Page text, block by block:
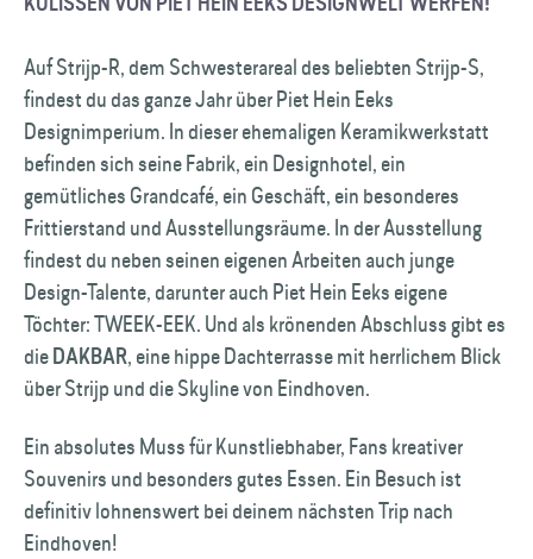
Auf Strijp-R, dem Schwesterareal des beliebten Strijp-S,
findest du das ganze Jahr über Piet Hein Eeks
Designimperium. In dieser ehemaligen Keramikwerkstatt
befinden sich seine Fabrik, ein Designhotel, ein
gemütliches Grandcafé, ein Geschäft, ein besonderes
Frittierstand und Ausstellungsräume. In der Ausstellung
findest du neben seinen eigenen Arbeiten auch junge
Design-Talente, darunter auch Piet Hein Eeks eigene
Töchter: TWEEK-EEK. Und als krönenden Abschluss gibt es
die DAKBAR, eine hippe Dachterrasse mit herrlichem Blick
über Strijp und die Skyline von Eindhoven.
Ein absolutes Muss für Kunstliebhaber, Fans kreativer
Souvenirs und besonders gutes Essen. Ein Besuch ist
definitiv lohnenswert bei deinem nächsten Trip nach
Eindhoven!